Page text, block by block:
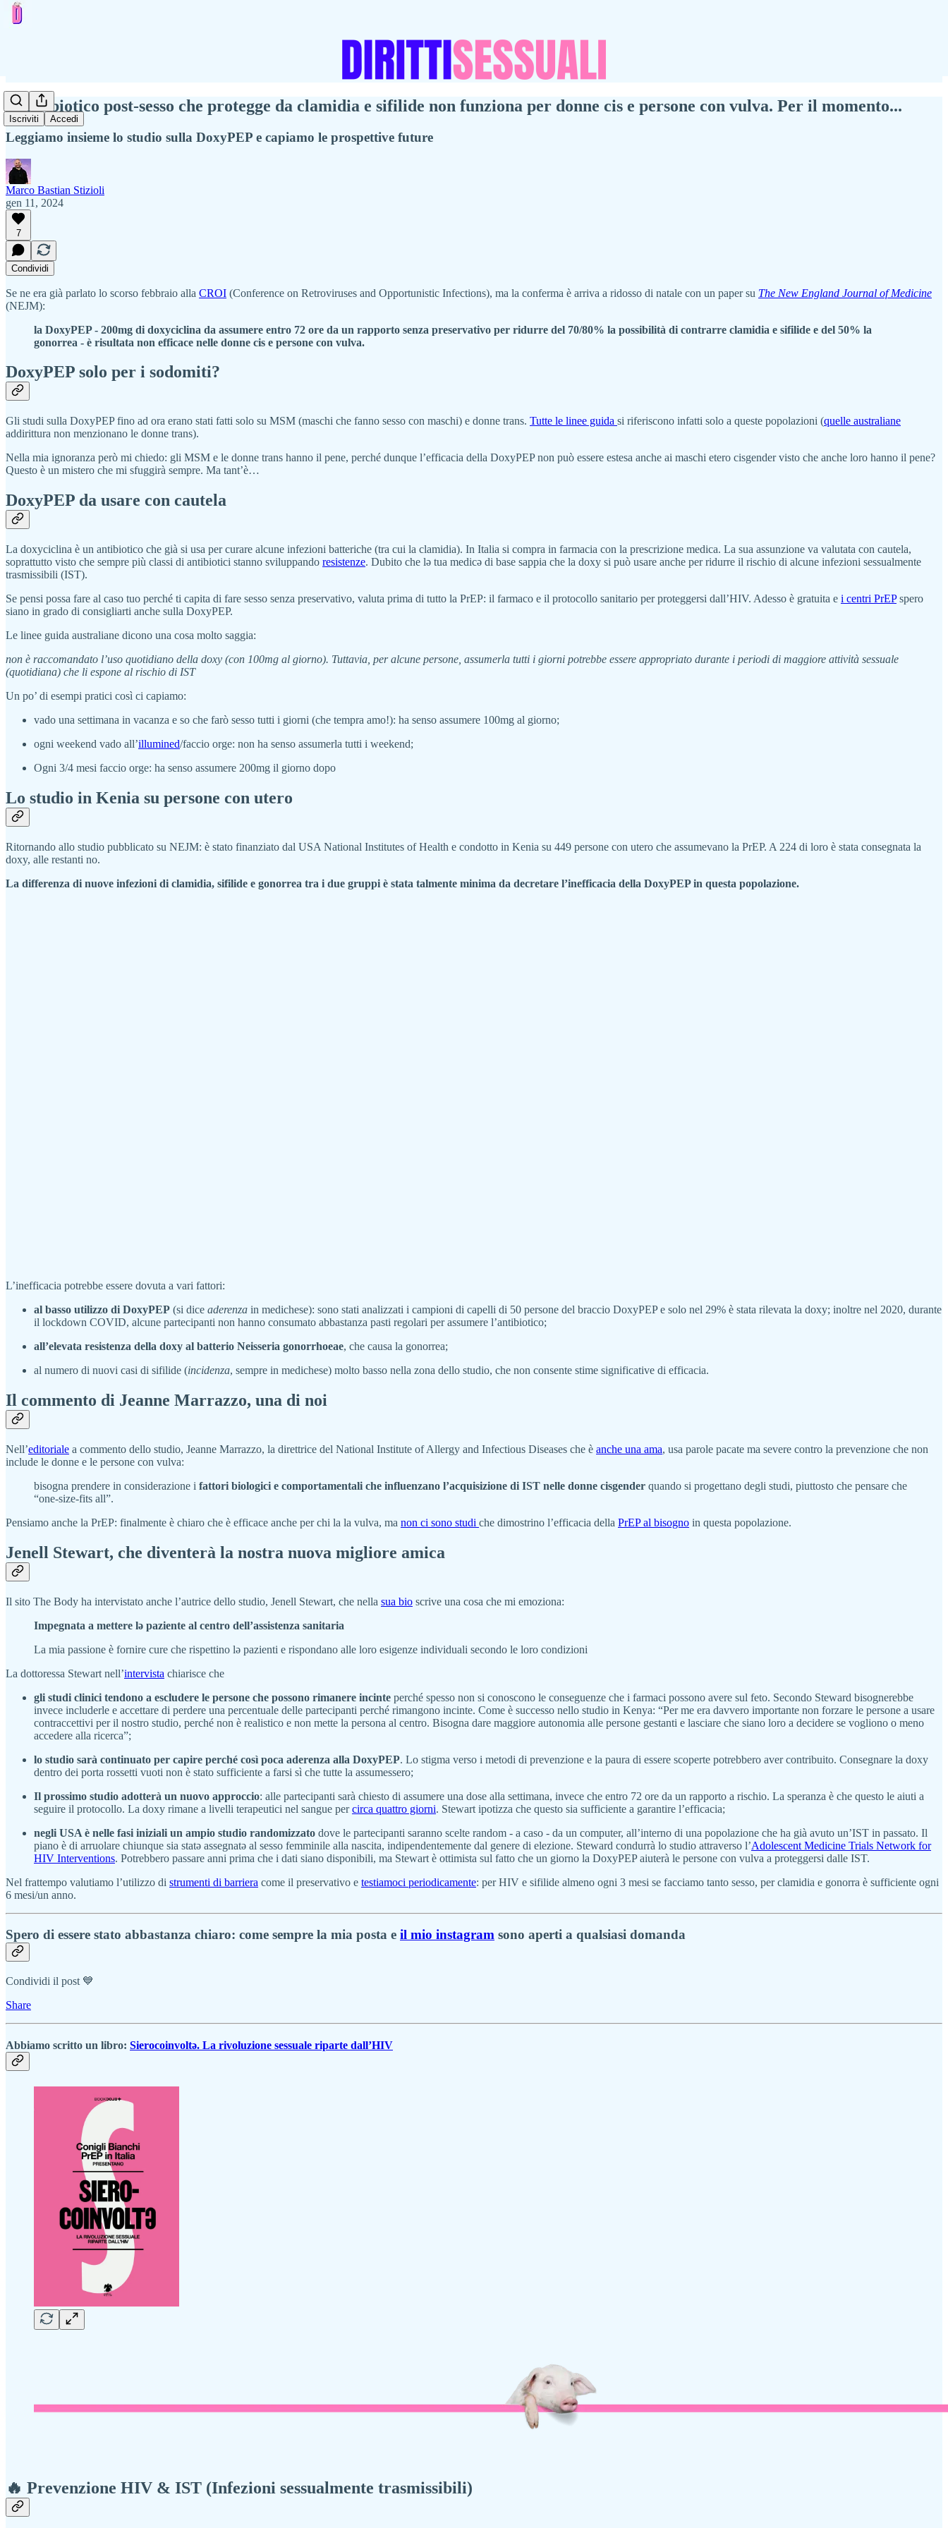
Iscriviti Accedi
L'antibiotico post-sesso che protegge da clamidia e sifilide non funziona per donne cis e persone con vulva. Per il momento...
Leggiamo insieme lo studio sulla DoxyPEP e capiamo le prospettive future
Marco Bastian Stizioli
gen 11, 2024
7
Condividi
Se ne era già parlato lo scorso febbraio alla CROI (Conference on Retroviruses and Opportunistic Infections), ma la conferma è arriva a ridosso di natale con un paper su The New England Journal of Medicine
(NEJM):
la DoxyPEP - 200mg di doxyciclina da assumere entro 72 ore da un rapporto senza preservativo per ridurre del 70/80% la possibilità di contrarre clamidia e sifilide e del 50% la
gonorrea - è risultata non efficace nelle donne cis e persone con vulva.
DoxyPEP solo per i sodomiti?
Gli studi sulla DoxyPEP fino ad ora erano stati fatti solo su MSM (maschi che fanno sesso con maschi) e donne trans. Tutte le linee guida si riferiscono infatti solo a queste popolazioni (quelle australiane
addirittura non menzionano le donne trans).
Nella mia ignoranza però mi chiedo: gli MSM e le donne trans hanno il pene, perché dunque l’efficacia della DoxyPEP non può essere estesa anche ai maschi etero cisgender visto che anche loro hanno il pene?
Questo è un mistero che mi sfuggirà sempre. Ma tant’è…
DoxyPEP da usare con cautela
La doxyciclina è un antibiotico che già si usa per curare alcune infezioni batteriche (tra cui la clamidia). In Italia si compra in farmacia con la prescrizione medica. La sua assunzione va valutata con cautela,
soprattutto visto che sempre più classi di antibiotici stanno sviluppando resistenze. Dubito che lə tua medicə di base sappia che la doxy si può usare anche per ridurre il rischio di alcune infezioni sessualmente
trasmissibili (IST).
Se pensi possa fare al caso tuo perché ti capita di fare sesso senza preservativo, valuta prima di tutto la PrEP: il farmaco e il protocollo sanitario per proteggersi dall’HIV. Adesso è gratuita e i centri PrEPspero
siano in grado di consigliarti anche sulla DoxyPEP.
Le linee guida australiane dicono una cosa molto saggia:
non è raccomandato l’uso quotidiano della doxy (con 100mg al giorno). Tuttavia, per alcune persone, assumerla tutti i giorni potrebbe essere appropriato durante i periodi di maggiore attività sessuale
(quotidiana) che li espone al rischio di IST
Un po’ di esempi pratici così ci capiamo:
vado una settimana in vacanza e so che farò sesso tutti i giorni (che tempra amo!): ha senso assumere 100mg al giorno;
ogni weekend vado all’illumined/faccio orge: non ha senso assumerla tutti i weekend;
Ogni 3/4 mesi faccio orge: ha senso assumere 200mg il giorno dopo
Lo studio in Kenia su persone con utero
Ritornando allo studio pubblicato su NEJM: è stato finanziato dal USA National Institutes of Health e condotto in Kenia su 449 persone con utero che assumevano la PrEP. A 224 di loro è stata consegnata la
doxy, alle restanti no.
La differenza di nuove infezioni di clamidia, sifilide e gonorrea tra i due gruppi è stata talmente minima da decretare l’inefficacia della DoxyPEP in questa popolazione.
L’inefficacia potrebbe essere dovuta a vari fattori:
al basso utilizzo di DoxyPEP (si dice aderenza in medichese): sono stati analizzati i campioni di capelli di 50 persone del braccio DoxyPEP e solo nel 29% è stata rilevata la doxy; inoltre nel 2020, durante
il lockdown COVID, alcune partecipanti non hanno consumato abbastanza pasti regolari per assumere l’antibiotico;
all’elevata resistenza della doxy al batterio Neisseria gonorrhoeae, che causa la gonorrea;
al numero di nuovi casi di sifilide (incidenza, sempre in medichese) molto basso nella zona dello studio, che non consente stime significative di efficacia.
Il commento di Jeanne Marrazzo, una di noi
Nell’editoriale a commento dello studio, Jeanne Marrazzo, la direttrice del National Institute of Allergy and Infectious Diseases che è anche una ama, usa parole pacate ma severe contro la prevenzione che non
include le donne e le persone con vulva:
bisogna prendere in considerazione i fattori biologici e comportamentali che influenzano l’acquisizione di IST nelle donne cisgender quando si progettano degli studi, piuttosto che pensare che
“one-size-fits all”.
Pensiamo anche la PrEP: finalmente è chiaro che è efficace anche per chi la la vulva, ma non ci sono studi che dimostrino l’efficacia della PrEP al bisogno in questa popolazione.
Jenell Stewart, che diventerà la nostra nuova migliore amica
Il sito The Body ha intervistato anche l’autrice dello studio, Jenell Stewart, che nella sua bio scrive una cosa che mi emoziona:
Impegnata a mettere lə paziente al centro dell’assistenza sanitaria
La mia passione è fornire cure che rispettino lə pazienti e rispondano alle loro esigenze individuali secondo le loro condizioni
La dottoressa Stewart nell’intervista chiarisce che
gli studi clinici tendono a escludere le persone che possono rimanere incinte perché spesso non si conoscono le conseguenze che i farmaci possono avere sul feto. Secondo Steward bisognerebbe
invece includerle e accettare di perdere una percentuale delle partecipanti perché rimangono incinte. Come è successo nello studio in Kenya: “Per me era davvero importante non forzare le persone a usare
contraccettivi per il nostro studio, perché non è realistico e non mette la persona al centro. Bisogna dare maggiore autonomia alle persone gestanti e lasciare che siano loro a decidere se vogliono o meno
accedere alla ricerca”;
lo studio sarà continuato per capire perché così poca aderenza alla DoxyPEP. Lo stigma verso i metodi di prevenzione e la paura di essere scoperte potrebbero aver contribuito. Consegnare la doxy
dentro dei porta rossetti vuoti non è stato sufficiente a farsi sì che tutte la assumessero;
Il prossimo studio adotterà un nuovo approccio: alle partecipanti sarà chiesto di assumere una dose alla settimana, invece che entro 72 ore da un rapporto a rischio. La speranza è che questo le aiuti a
seguire il protocollo. La doxy rimane a livelli terapeutici nel sangue percirca quattro giorni. Stewart ipotizza che questo sia sufficiente a garantire l’efficacia;
negli USA è nelle fasi iniziali un ampio studio randomizzato dove le partecipanti saranno scelte random - a caso - da un computer, all’interno di una popolazione che ha già avuto un’IST in passato. Il
piano è di arruolare chiunque sia statə assegnatə al sesso femminile alla nascita, indipendentemente dal genere di elezione. Steward condurrà lo studio attraverso l’Adolescent Medicine Trials Network for
HIV Interventions. Potrebbero passare anni prima che i dati siano disponibili, ma Stewart è ottimista sul fatto che un giorno la DoxyPEP aiuterà le persone con vulva a proteggersi dalle IST.
Nel frattempo valutiamo l’utilizzo di strumenti di barriera come il preservativo e testiamoci periodicamente: per HIV e sifilide almeno ogni 3 mesi se facciamo tanto sesso, per clamidia e gonorra è sufficiente ogni
6 mesi/un anno.
Spero di essere stato abbastanza chiaro: come sempre la mia posta e il mio instagram sono aperti a qualsiasi domanda
Condividi il post 💙
Share
Abbiamo scritto un libro: Sierocoinvoltə. La rivoluzione sessuale riparte dall’HIV
🔥 Prevenzione HIV & IST (Infezioni sessualmente trasmissibili)